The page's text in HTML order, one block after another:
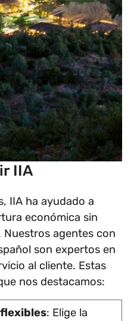
IIA
IIA ha ayudado a
económica sin
agentes con
son expertos en
al cliente. Estas
nos destacamos:
: Elige la